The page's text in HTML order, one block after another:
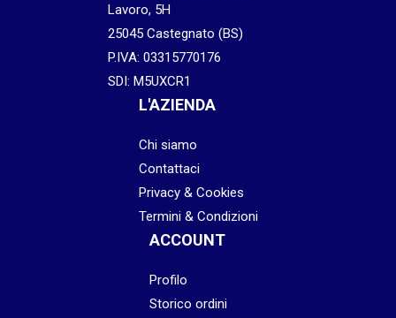
Lavoro, 5H
25045 Castegnato (BS)
P.IVA: 03315770176
SDI: M5UXCR1
L'AZIENDA
Chi siamo
Contattaci
Privacy & Cookies
Termini & Condizioni
ACCOUNT
Profilo
Storico ordini